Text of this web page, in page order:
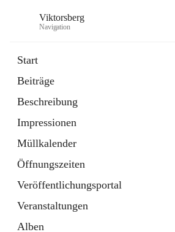
Viktorsberg
Navigation
Start
Beiträge
Beschreibung
Impressionen
Müllkalender
Öffnungszeiten
Veröffentlichungsportal
Veranstaltungen
Alben
1 Schnellzugriff
Bürgerservice
10 Schnellzugriffe